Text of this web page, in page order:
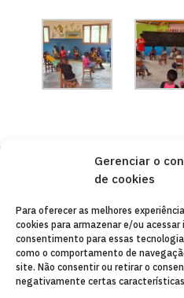
Gerenciar o
de cookies
Para oferecer as melhores
cookies para armazenar e/ou
consentimento para essas
como o comportamento de
site. Não consentir ou retirar o
negativamente certas
Copyleft 2025
AVISO
POLÍTICA DE